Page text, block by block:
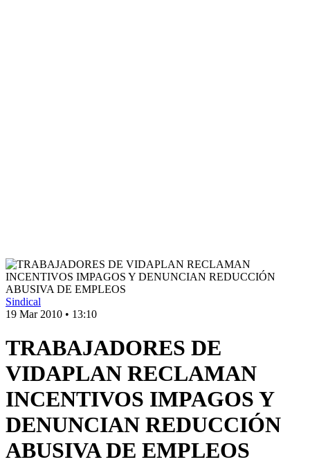
Sindical
19 Mar 2010 • 13:10
TRABAJADORES DE
VIDAPLAN RECLAMAN
INCENTIVOS IMPAGOS Y
DENUNCIAN REDUCCIÓN
ABUSIVA DE EMPLEOS